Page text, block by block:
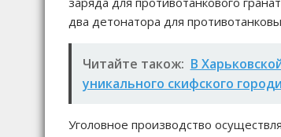
два детонатора для
Читайте також: В
уникального скифского
Уголовное производство